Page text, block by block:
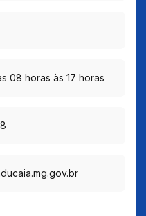
08 horas às 17 horas